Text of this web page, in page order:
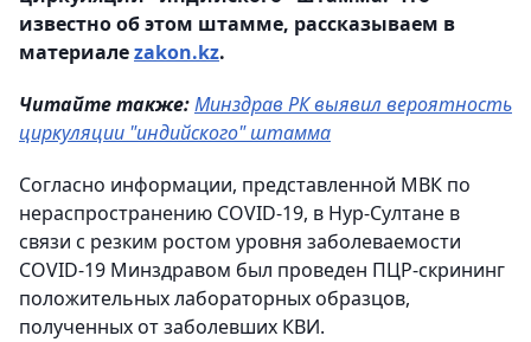
известно об этом штамме, рассказываем в
материалеzakon.kz.
Читайте также:Минздрав РК выявил вероятность
циркуляции "индийского" штамма
Согласно информации, представленной МВК по
нераспространению COVID-19, в Нур-Султане в
связи с резким ростом уровня заболеваемости
COVID-19 Минздравом был проведен ПЦР-скрининг
положительных лабораторных образцов,
полученных от заболевших КВИ.